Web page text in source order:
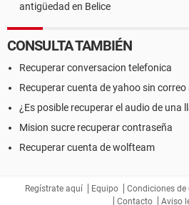
antigüedad en Belice
CONSULTA TAMBIÉN
Recuperar conversacion telefonica
Recuperar cuenta de yahoo sin
¿Es posible recuperar el audio de una
Mision sucre recuperar contraseña
Recuperar cuenta de wolfteam
Regístrate aquí Equipo Condiciones de
Contacto
Aviso